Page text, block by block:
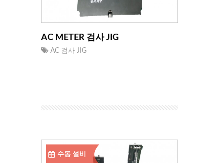
AC METER 검사 JIG
AC 검사 JIG
수동 설비